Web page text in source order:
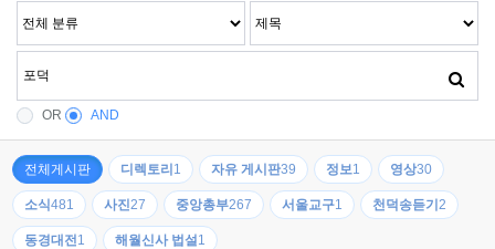
OR AND
전체게시판 디렉토리1 자유 게시판39 정보1 영상30
소식481 사진27 중앙총부267 서울교구1 천덕송듣기2
동경대전1 해월신사 법설1